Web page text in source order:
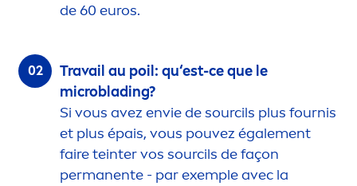
de 60 euros.
Travail au poil: qu‘est-ce que le
microblading?
Si vous avez envie de sourcils plus fournis
et plus épais, vous pouvez également
faire teinter vos sourcils de façon
permanente - par exemple avec la